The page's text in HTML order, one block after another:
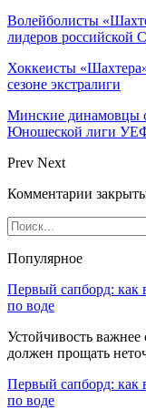
Волейболисты
лидеров российской
Хоккеисты
сезоне экстралиги
Минские динамовцы
Юношеской лиги
Prev Next
Комментарии
Популярное
Первый сапборд: как
по воде
Устойчивость
должен прощать
Первый сапборд: как
по воде